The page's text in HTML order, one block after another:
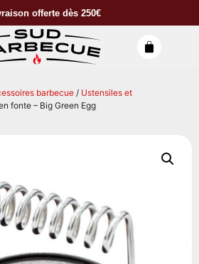
offerte dès 250€
barbecue / Ustensiles et
fonte – Big Green Egg